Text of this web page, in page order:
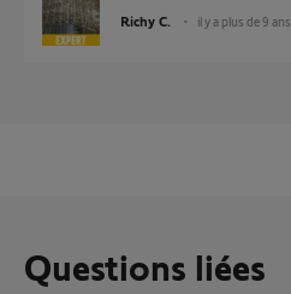
Richy C. il y a plus de 9 ans
Questions liées